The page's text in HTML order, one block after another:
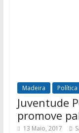
Madeira Política
Juventude
promove
13 Maio, 2017